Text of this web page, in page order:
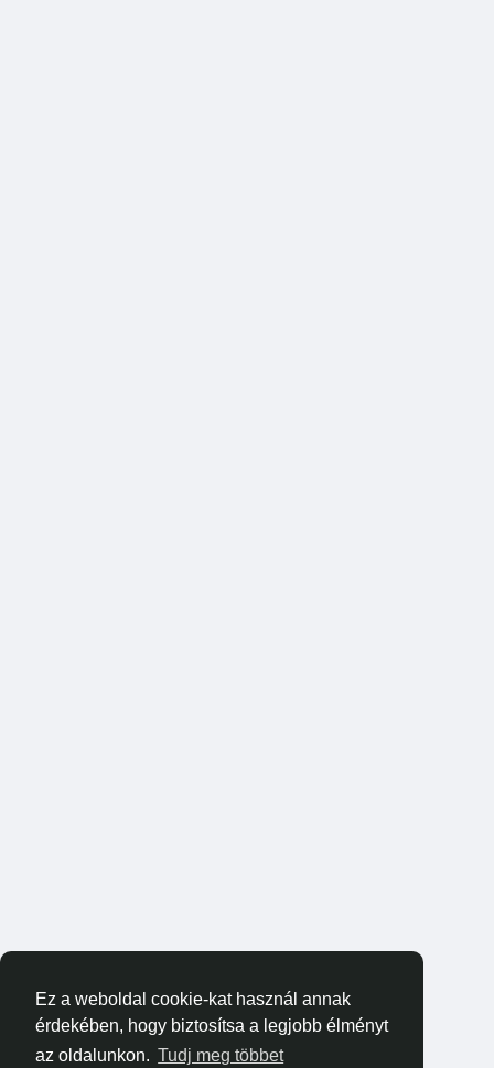
Ez a weboldal cookie-kat használ annak
érdekében, hogy biztosítsa a legjobb élményt
az oldalunkon. Tudj meg többet